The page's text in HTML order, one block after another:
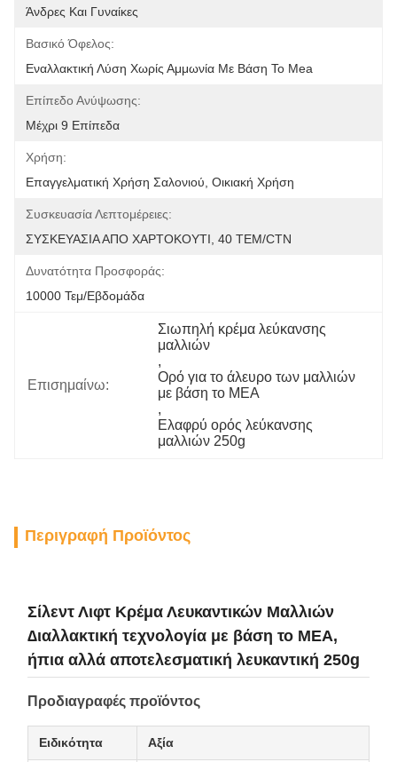
Άνδρες Και Γυναίκες
Βασικό Όφελος:
Εναλλακτική Λύση Χωρίς Αμμωνία Με Βάση Το Mea
Επίπεδο Ανύψωσης:
Μέχρι 9 Επίπεδα
Χρήση:
Επαγγελματική Χρήση Σαλονιού, Οικιακή Χρήση
Συσκευασία Λεπτομέρειες:
ΣΥΣΚΕΥΑΣΙΑ ΑΠΟ ΧΑΡΤΟΚΟΥΤΙ, 40 ΤΕΜ/CTN
Δυνατότητα Προσφοράς:
10000 Τεμ/εβδομάδα
Επισημαίνω:
Σιωπηλή κρέμα λεύκανσης
μαλλιών
,
Ορό για το άλευρο των μαλλιών
με βάση το MEA
,
Ελαφρύ ορός λεύκανσης
μαλλιών 250g
Περιγραφή Προϊόντος
Σίλεντ Λιφτ Κρέμα Λευκαντικών Μαλλιών
∆ιαλλακτική τεχνολογία με βάση το MEA,
ήπια αλλά αποτελεσματική λευκαντική 250g
Προδιαγραφές προϊόντος
Ειδικότητα Αξία